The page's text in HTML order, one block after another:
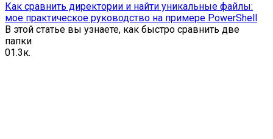
Как сравнить директории и найти уникальные файлы:
мое практическое руководство на примере PowerShell
В этой статье вы узнаете, как быстро сравнить две
папки
01.3к.